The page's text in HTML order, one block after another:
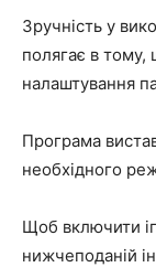
Зручність у
полягає в тому,
налаштування
Програма
необхідного
Щоб включити
нижчеподаній